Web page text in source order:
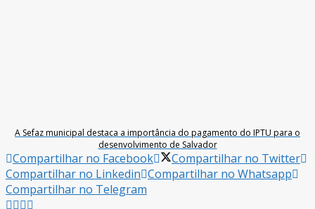
A Sefaz municipal destaca a importância do pagamento do IPTU para o
desenvolvimento de Salvador
Compartilhar no Facebook
Compartilhar no Twitter
Compartilhar no Linkedin Compartilhar no Whatsapp
Compartilhar no Telegram